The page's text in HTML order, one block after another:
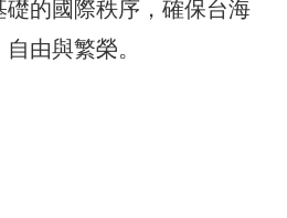
的國際秩序，確保台海
由與繁榮。